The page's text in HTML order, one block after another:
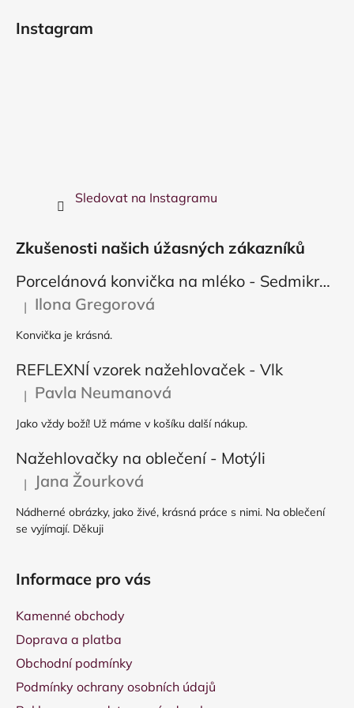
Instagram
Sledovat na Instagramu
Zkušenosti našich úžasných zákazníků
Porcelánová konvička na mléko - Sedmikráska
Hodnocení produktu je 5 z 5 hvězdiček.
| Ilona Gregorová
Konvička je krásná.
REFLEXNÍ vzorek nažehlovaček - Vlk
Hodnocení produktu je 5 z 5 hvězdiček.
| Pavla Neumanová
Jako vždy boží! Už máme v košíku další nákup.
Nažehlovačky na oblečení - Motýli
Hodnocení produktu je 5 z 5 hvězdiček.
| Jana Žourková
Nádherné obrázky, jako živé, krásná práce s nimi. Na oblečení
se vyjímají. Děkuji
Informace pro vás
Kamenné obchody
Doprava a platba
Obchodní podmínky
Podmínky ochrany osobních údajů